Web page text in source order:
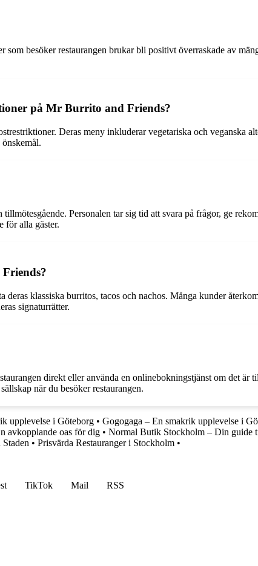
besöker restaurangen brukar bli positivt överraskade av
på Mr Burrito and Friends?
Deras meny inkluderar vegetariska och veganska
Personalen tar sig tid att svara på frågor, ge
för alla gäster.
klassiska burritos, tacos och nachos. Många kunder
signaturrätter.
direkt eller använda en onlinebokningstjänst om det är
när du besöker restaurangen.
upplevelse i Göteborg • Gogogaga – En smakrik upplevelse i
avkopplande oas för dig • Normal Butik Stockholm – Din guide
• Prisvärda Restauranger i Stockholm •
TikTok Mail
RSS